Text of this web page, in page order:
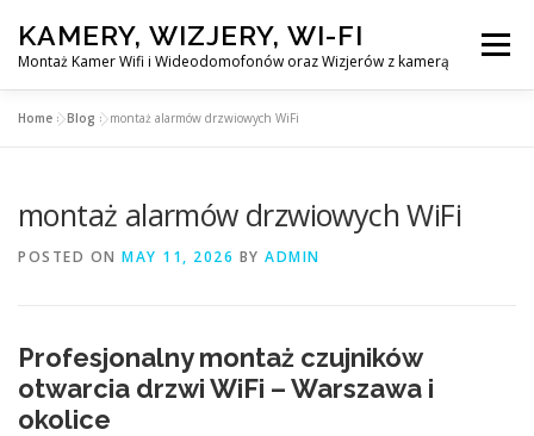
content
KAMERY, WIZJERY, WI-FI
Montaż Kamer Wifi i Wideodomofonów oraz Wizjerów z kamerą
Menu
MONTAŻ WIDEDOMOFONÓW
KONTAKT
EN
Home »Blog »montaż alarmów drzwiowych WiFi
montaż alarmów drzwiowych WiFi
POSTED ON MAY 11, 2026 BY ADMIN
Profesjonalny montaż czujników
otwarcia drzwi WiFi – Warszawa i
okolice